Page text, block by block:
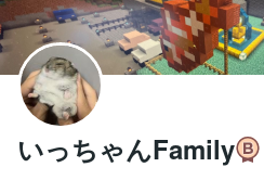
いっちゃんFamily